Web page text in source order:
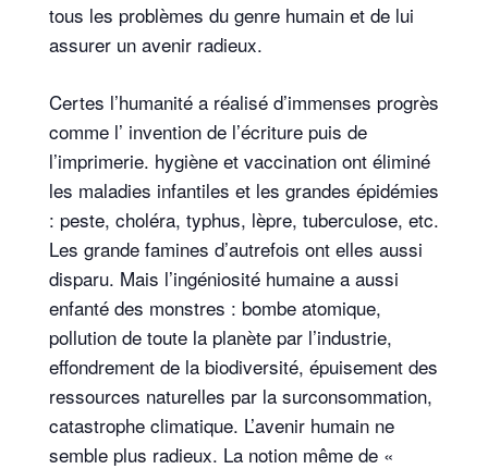
tous les problèmes du genre humain et de lui
assurer un avenir radieux.
Certes l’humanité a réalisé d’immenses progrès
comme l’ invention de l’écriture puis de
l’imprimerie. hygiène et vaccination ont éliminé
les maladies infantiles et les grandes épidémies
: peste, choléra, typhus, lèpre, tuberculose, etc.
Les grande famines d’autrefois ont elles aussi
disparu. Mais l’ingéniosité humaine a aussi
enfanté des monstres : bombe atomique,
pollution de toute la planète par l’industrie,
effondrement de la biodiversité, épuisement des
ressources naturelles par la surconsommation,
catastrophe climatique. L’avenir humain ne
semble plus radieux. La notion même de «